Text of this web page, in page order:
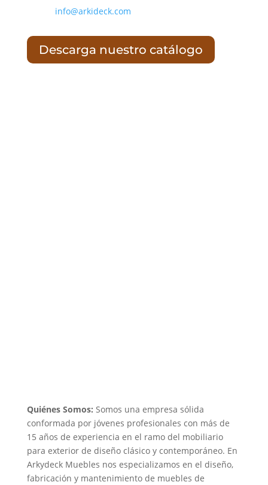
info@arkideck.com
Descarga nuestro catálogo
Quiénes Somos: Somos una empresa sólida
conformada por jóvenes profesionales con más de
15 años de experiencia en el ramo del mobiliario
para exterior de diseño clásico y contemporáneo. En
Arkydeck Muebles nos especializamos en el diseño,
fabricación y mantenimiento de muebles de